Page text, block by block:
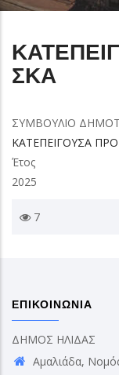
ΣΚΑ
ΣΥΜΒΟΥΛΙΟ
ΚΑΤΕΠΕΙΓΟΥΣΑ
Έτος
2025
7
ΕΠΙΚΟΙΝΩΝΙΑ
ΔΗΜΟΣ ΗΛΙΔΑΣ
Αμαλιάδα,